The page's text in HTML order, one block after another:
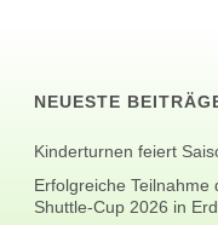
NEUESTE
Kinderturnen feiert
Erfolgreiche Teilnahme
Shuttle-Cup 2026 in